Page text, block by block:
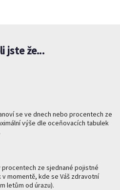
jste že...
se ve dnech nebo procentech ze
výše dle oceňovacích tabulek
procentech ze sjednané pojistné
momentě, kde se Váš zdravotní
letům od úrazu).